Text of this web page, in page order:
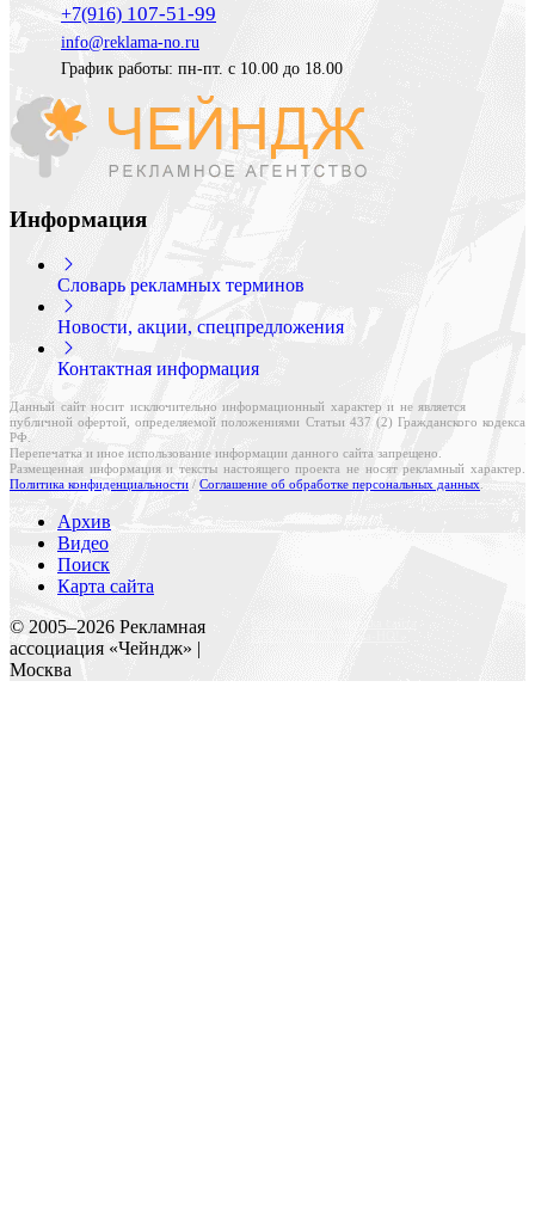
+7(916) 107-51-99
info@reklama-no.ru
График работы: пн-пт. с 10.00 до 18.00
Информация
Словарь рекламных терминов
Новости, акции, спецпредложения
Контактная информация
Данный сайт носит исключительно информационный характер и не является
публичной офертой, определяемой положениями Статьи 437 (2) Гражданского кодекса
РФ.
Перепечатка и иное использование информации данного сайта запрещено.
Размещенная информация и тексты настоящего проекта не носят рекламный характер.
Политика конфиденциальности / Соглашение об обработке персональных данных
Архив
Видео
Поиск
Карта сайта
© 2005–2026 Рекламная
ассоциация «Чейндж» |
Москва